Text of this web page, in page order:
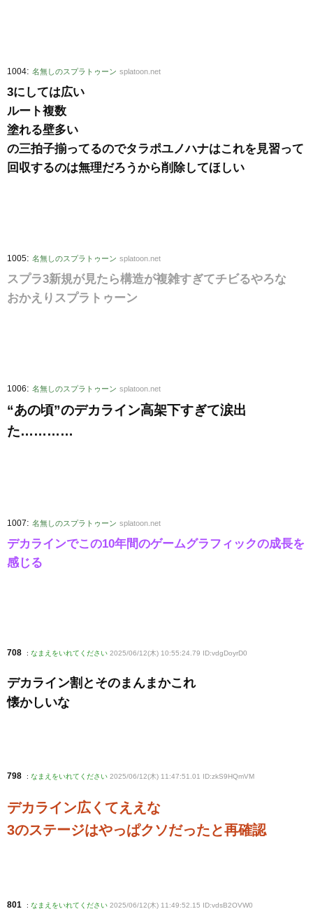
1004: 名無しのスプラトゥーン splatoon.net
3にしては広い
ルート複数
塗れる壁多い
の三拍子揃ってるのでタラポユノハナはこれを見習って
回収するのは無理だろうから削除してほしい
1005: 名無しのスプラトゥーン splatoon.net
スプラ3新規が見たら構造が複雑すぎてチビるやろな
おかえりスプラトゥーン
1006: 名無しのスプラトゥーン splatoon.net
“あの頃”のデカライン高架下すぎて涙出
た…………
1007: 名無しのスプラトゥーン splatoon.net
デカラインでこの10年間のゲームグラフィックの成長を
感じる
708 : なまえをいれてください 2025/06/12(木) 10:55:24.79 ID:vdgDoyrD0
デカライン割とそのまんまかこれ
懐かしいな
798 : なまえをいれてください 2025/06/12(木) 11:47:51.01 ID:zkS9HQmVM
デカライン広くてええな
3のステージはやっぱクソだったと再確認
801 : なまえをいれてください 2025/06/12(木) 11:49:52.15 ID:vdsB2OVW0